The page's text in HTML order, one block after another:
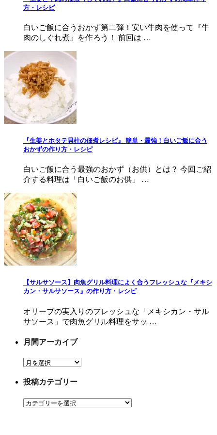
方・レシピ
白いご飯に合うおかず第二弾！安い牛肉を使って『牛
肉のしぐれ煮』を作ろう！ 前回は …
『生姜とホタテ貝柱の佃煮レシピ』 簡単・最強！白いご飯に合う
おかずの作り方・レシピ
白いご飯に合う最強のおかず（お供）とは？ 今回ご紹
介する料理は「白いご飯のお供」 …
【サルサソース】肉魚グリル料理によく合うフレッシュな『メキシ
カン・サルサソース』の作り方・レシピ
オリーブの実入りのフレッシュな「メキシカン・サル
サソース」で肉魚グリル料理をサッ …
月間アーカイブ
月
ア
カ
投稿カテゴリー
投